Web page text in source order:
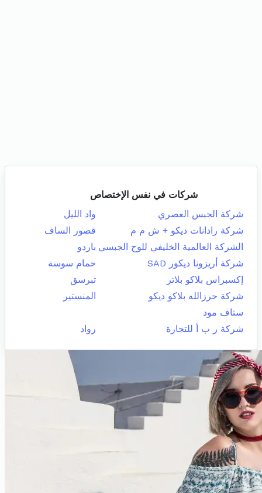
شركات في نفس الإختصاص
شركة الجبس العصري
واد الليل
شركة رادانات ديكو + ش م م
قصور الساف
الشركة العالمية الخليفي للوح الجبسي باردو
شركة أريزونا ديكور SAD
حمام سوسة
إكسبراس بلاكو بلاتر
تبرسق
شركة حرزالله بلاكو ديكو
المنستير
ستاف مود
شركة ر ب أ للتجارة
رواد